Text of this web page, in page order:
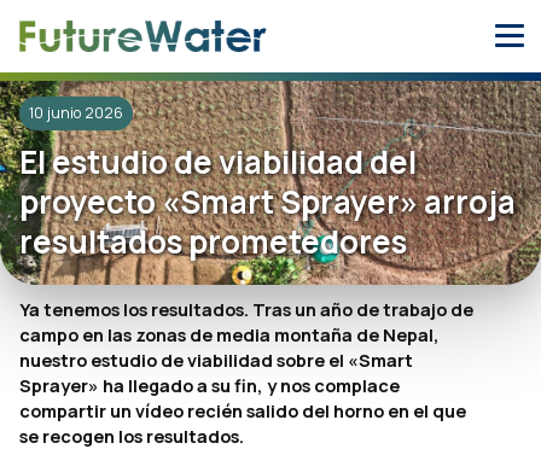
10 junio 2026
El estudio de viabilidad del
proyecto «Smart Sprayer» arroja
resultados prometedores
Ya tenemos los resultados. Tras un año de trabajo de
campo en las zonas de media montaña de Nepal,
nuestro estudio de viabilidad sobre el «Smart
Sprayer» ha llegado a su fin, y nos complace
compartir un vídeo recién salido del horno en el que
se recogen los resultados.